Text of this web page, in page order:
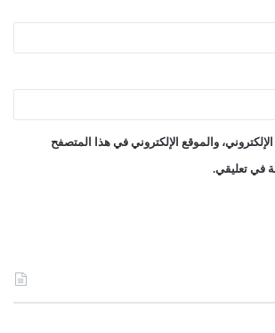
والموقع الإلكتروني في هذا المتصفح
في تعليقي.